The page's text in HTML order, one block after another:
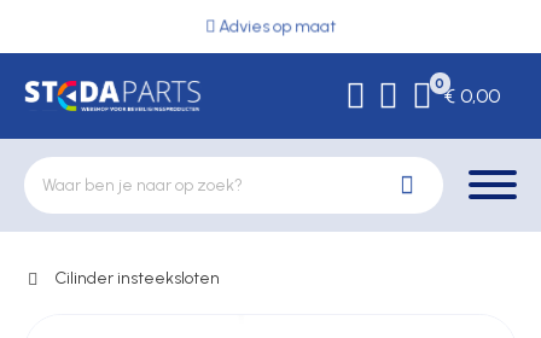
Advies op maat
0
€ 0,00
Deurbeslag
Cilinder insteeksloten